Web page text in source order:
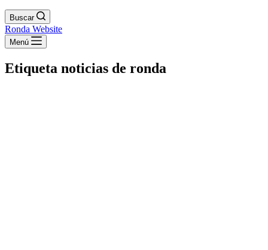
Buscar
Ronda Website
Menú
Etiqueta noticias de ronda